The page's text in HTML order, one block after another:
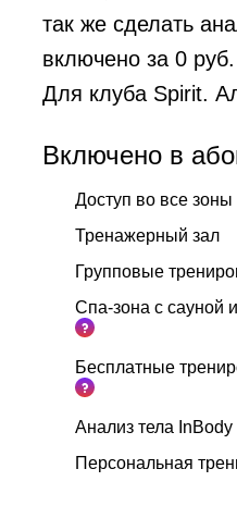
так же сделать
включено за 0 руб.
Для клуба Spirit.
Включено в
Доступ во все зоны
Тренажерный зал
Групповые
Спа-зона с сауной
Бесплатные
Анализ тела InBody
Персональная